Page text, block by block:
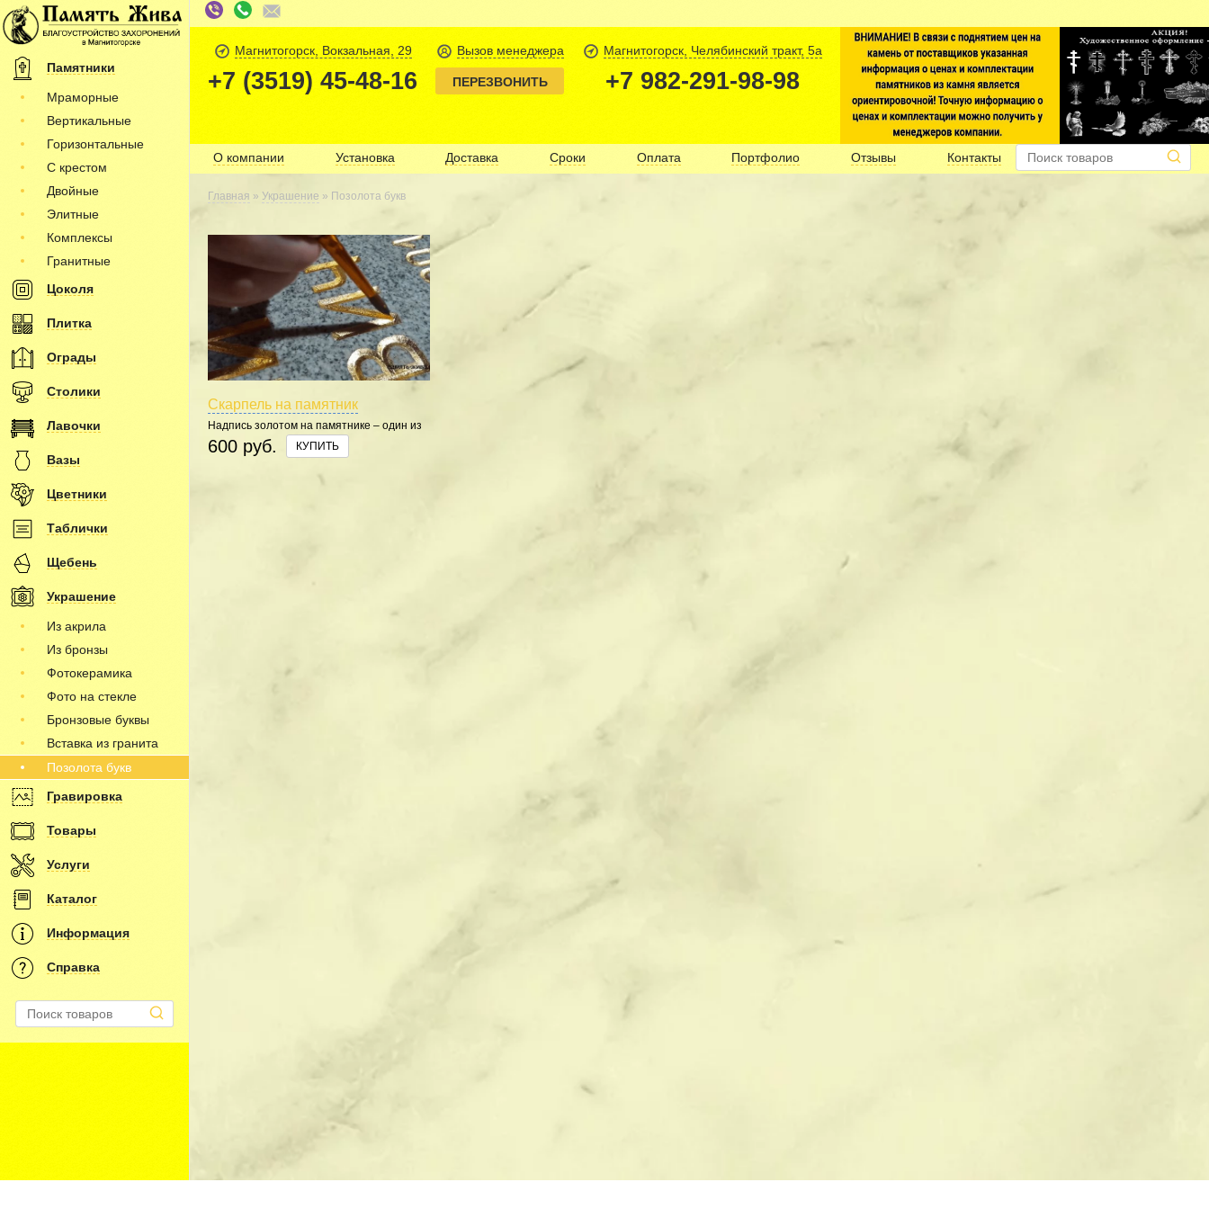
Памятники
Мраморные
Вертикальные
Горизонтальные
С крестом
Двойные
Элитные
Комплексы
Гранитные
Цоколя
Плитка
Ограды
Столики
Лавочки
Вазы
Цветники
Таблички
Щебень
Украшение
Из акрила
Из бронзы
Фотокерамика
Фото на стекле
Бронзовые буквы
Вставка из гранита
Позолота букв
Гравировка
Товары
Услуги
Каталог
Информация
Справка
Магнитогорск, Вокзальная, 29
+7 (3519) 45-48-16
Вызов менеджера
ПЕРЕЗВОНИТЬ
Магнитогорск, Челябинский тракт, 5а
+7 982-291-98-98
О компании Установка Доставка Сроки Оплата Портфолио Отзывы Контакты
Главная » Украшение » Позолота букв
Скарпель на памятник
Надпись золотом на памятнике – один из
способов оформления. Наша мастерская
Мы использует итальянское сусальное
600 руб. КУПИТЬ